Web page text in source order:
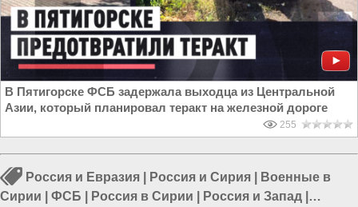
В Пятигорске ФСБ задержала выходца из Центральной
Азии, который планировал теракт на железной дороге
255
Россия и Евразия Россия и Сирия
Военные в
Сирии
ФСБ Россия в Сирии Россия и Запад